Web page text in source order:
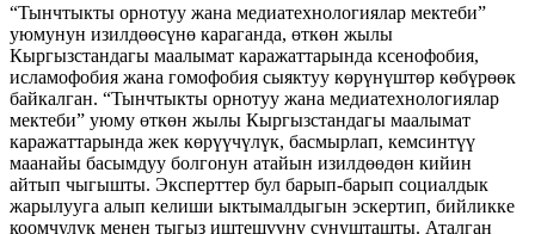
“Тынчтыкты орнотуу жана медиатехнологиялар мектеби”
уюмунун изилдөөсүнө караганда, өткөн жылы
Кыргызстандагы маалымат каражаттарында ксенофобия,
исламофобия жана гомофобия сыяктуу көрүнүштөр көбүрөөк
байкалган. “Тынчтыкты орнотуу жана медиатехнологиялар
мектеби” уюму өткөн жылы Кыргызстандагы маалымат
каражаттарында жек көрүүчүлүк, басмырлап, кемсинтүү
маанайы басымдуу болгонун атайын изилдөөдөн кийин
айтып чыгышты. Эксперттер бул барып-барып социалдык
жарылууга алып келиши ыктымалдыгын эскертип, бийликке
коомчулук менен тыгыз иштешүүнү сунушташты. Аталган